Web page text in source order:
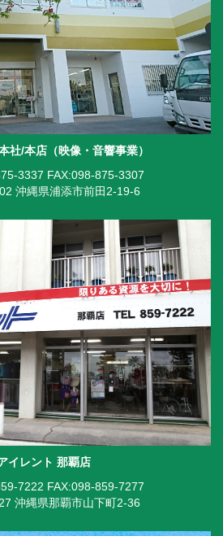
社/本店（映像・音響事業）
3337 FAX:098-875-3307
沖縄県浦添市前田2-19-6
イレント 那覇店
7222 FAX:098-859-7277
沖縄県那覇市山下町2-36